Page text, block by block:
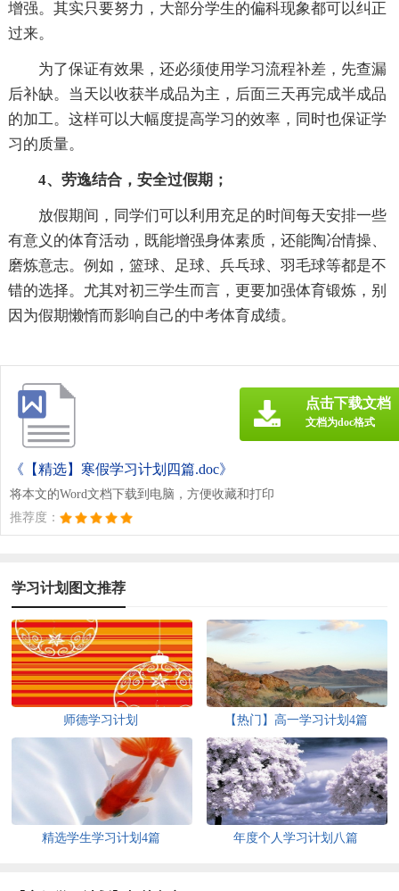
增强。其实只要努力，大部分学生的偏科现象都可以纠正
过来。
为了保证有效果，还必须使用学习流程补差，先查漏
后补缺。当天以收获半成品为主，后面三天再完成半成品
的加工。这样可以大幅度提高学习的效率，同时也保证学
习的质量。
4、劳逸结合，安全过假期；
放假期间，同学们可以利用充足的时间每天安排一些
有意义的体育活动，既能增强身体素质，还能陶冶情操、
磨炼意志。例如，篮球、足球、兵乓球、羽毛球等都是不
错的选择。尤其对初三学生而言，更要加强体育锻炼，别
因为假期懒惰而影响自己的中考体育成绩。
《【精选】寒假学习计划四篇.doc》
将本文的Word文档下载到电脑，方便收藏和打印
推荐度：
点击下载文档
文档为doc格式
学习计划图文推荐
师德学习计划 【热门】高一学习计划4篇
精选学生学习计划4篇 年度个人学习计划八篇